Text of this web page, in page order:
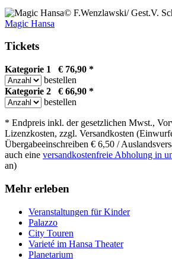
© F.Wenzlawski/ Gest.V.
Magic Hansa
Tickets
Kategorie 1 € 76,90 *
bestellen
Kategorie 2 € 66,90 *
bestellen
* Endpreis inkl. der gesetzlichen Mwst.,
Lizenzkosten, zzgl. Versandkosten
Übergabeeinschreiben € 6,50 /
auch eine versandkostenfreie Abholung in
an)
Mehr erleben
Veranstaltungen für Kinder
Palazzo
City Touren
Varieté im Hansa Theater
Planetarium